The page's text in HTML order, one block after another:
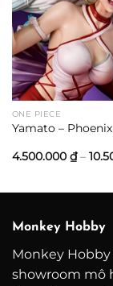
ONE PIECE
Yamato – Phoenix
4.500.000 ₫ –
Monkey Hobby
Monkey Hobby
showroom mô